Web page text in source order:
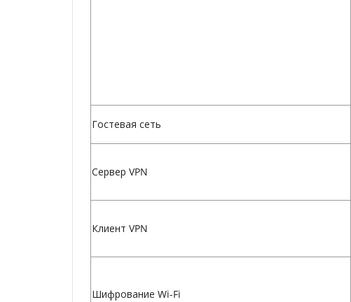
Гостевая сеть
Сервер VPN
Клиент VPN
Шифрование Wi-Fi